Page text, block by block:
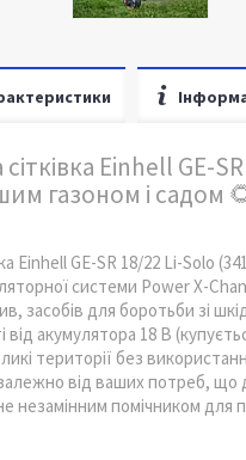
Einhell GE-
газоном і садом
Einhell GE-SR 18/22 Li-Solo
системи Power X-
засобів для боротьби зі
від акумулятора 18 В
території без
від ваших потреб, що
незамінним помічником для